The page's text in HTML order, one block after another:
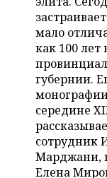
НЕФТЬ
ОПК
ЭНЕРГЕТИКА
РОЗНИЧНАЯ
ТРАНСПОРТ
УСЛУГИ
НОВОСТИ
МЕДИА
МЕРОПРИЯТИЯ
НОВОСТИ
ВЫЕЗДНАЯ
БИЗНЕС-
ONLINE-
ОТКРЫТАЯ
СПОРТ
НОВОСТИ
ФУТБОЛ
ХОККЕЙ
БАСКЕТБОЛ
ОБЩЕСТВО
НОВОСТИ
ВЛАСТЬ
ФОТОГАЛЕРЕЯ
СЮЖЕТЫ
СПРАВОЧНИК
мало
как 100 лет
губернии.
середине
сотрудник
Марджани,
Елена